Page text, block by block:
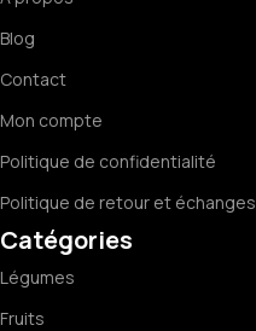
Blog
Contact
Mon compte
Politique de confidentialité
Politique de retour et échanges
Catégories
Légumes
Fruits